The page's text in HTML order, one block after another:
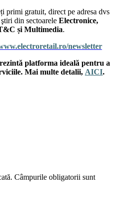
primi gratuit, direct pe adresa dvs
din sectoarele Electronice,
și Multimedia.
newsletter
platforma ideală pentru a
Mai multe detalii, AICI.
Câmpurile obligatorii sunt